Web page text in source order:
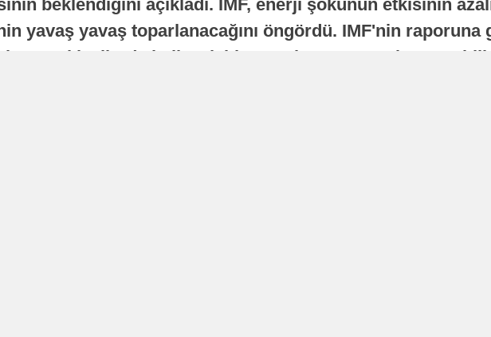
beklendiğini açıkladı. IMF, enerji şokunun etkisinin
yavaş yavaş toparlanacağını öngördü. IMF'nin raporuna
sonraki yıllarda istikrarlı bir toparlanma süreci